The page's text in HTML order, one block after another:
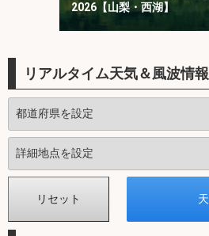
2026【山梨・西湖】
リアルタイム天気＆風波情報